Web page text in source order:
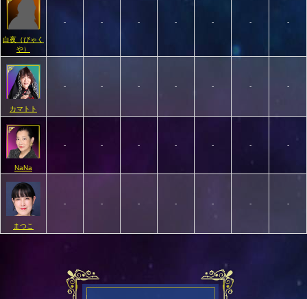
白夜（びゃく
や）
- - - - - - -
カマトト
- - - - - - -
NaNa
- - - - - - -
まつこ
- - - - - - -